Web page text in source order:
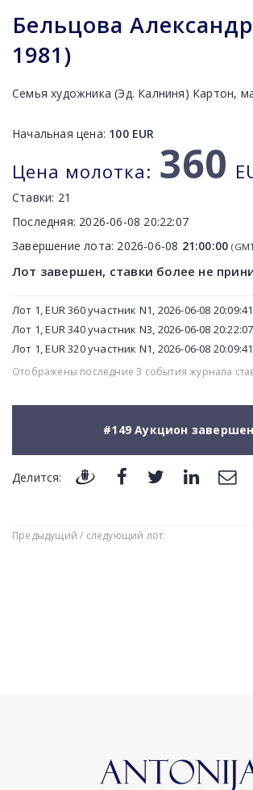
Бельцова
1981)
Семья художника (Эд. Калниня) Картон,
Начальная цена: 100EUR
Цена молотка: 360
Ставки: 21
Последняя: 2026-06-08 20:22:07
Завершение лота: 2026-06-08 21:00:00
Лот завершен, ставки более не
Лот 1, EUR 360 участник N1, 2026-06-08
Лот 1, EUR 340 участник N3, 2026-06-08 20:22:07
Лот 1, EUR 320 участник N1, 2026-06-08
Отображены последние 3 события журнала
#149 Аукцион
Делится:
Предыдущий / следующий лот: